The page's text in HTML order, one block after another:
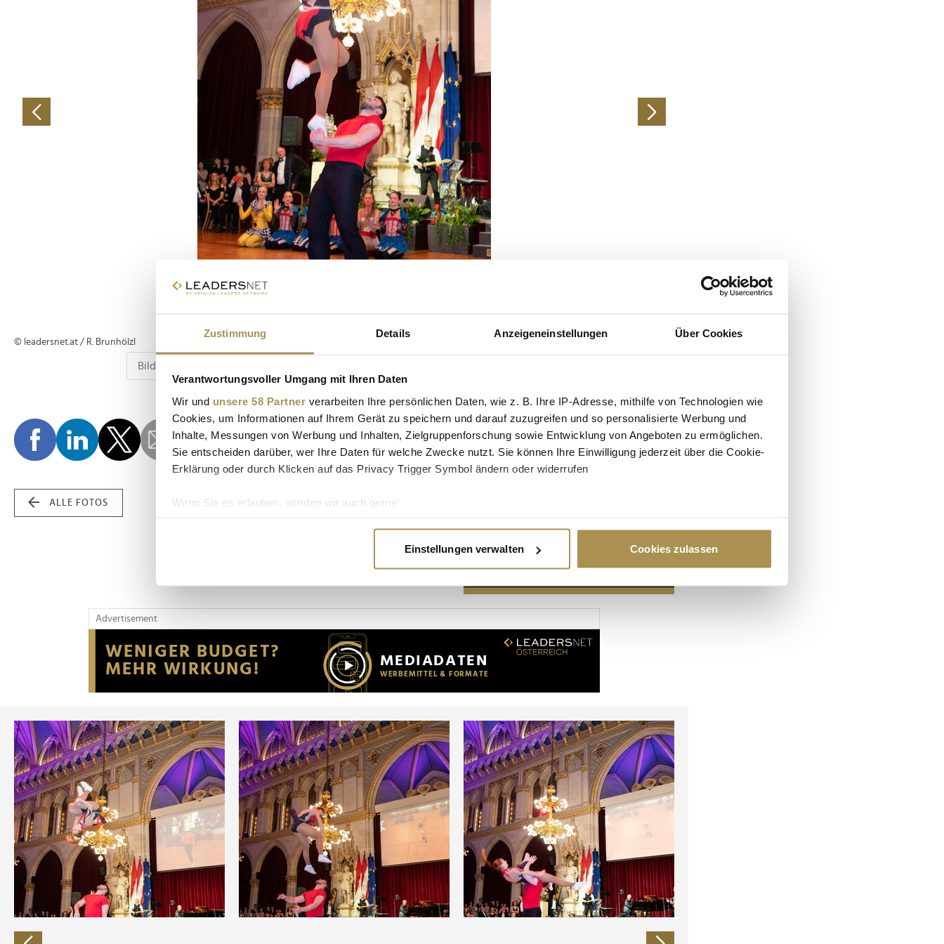
Zustimmung Details Anzeigeneinstellungen Über Cookies
Verantwortungsvoller Umgang mit Ihren Daten
Wir und unsere 58 Partner verarbeiten Ihre persönlichen Daten, wie z. B. Ihre IP-Adresse, mithilfe von Technologien wie
Cookies, um Informationen auf Ihrem Gerät zu speichern und darauf zuzugreifen und so personalisierte Werbung und
Inhalte, Messungen von Werbung und Inhalten, Zielgruppenforschung sowie Entwicklung von Angeboten zu ermöglichen.
Sie entscheiden darüber, wer Ihre Daten für welche Zwecke nutzt. Sie können Ihre Einwilligung jederzeit über die Cookie-
Erklärung oder durch Klicken auf das Privacy Trigger Symbol ändern oder widerrufen
Wenn Sie es erlauben, würden wir auch gerne:
Erfahren Sie mehr darüber, wie Ihre persönlichen Daten verarbeitet werden, und legen Sie Ihre Präferenzen im
Wir verwenden Cookies, um Inhalte und Anzeigen zu personalisieren, Funktionen für soziale Medien anbieten zu können
Website an unsere Partner für soziale Medien, Werbung und Analysen weiter. Unsere Partner führen diese Informationen
möglicherweise mit weiteren Daten zusammen, die Sie ihnen bereitgestellt haben oder die sie im Rahmen Ihrer Nutzung
der Dienste gesammelt haben.
Einstellungen verwalten Cookies zulassen
© leadersnet.at / R. Brunhölzl
ALLE FOTOS
Advertisement
Advertisement